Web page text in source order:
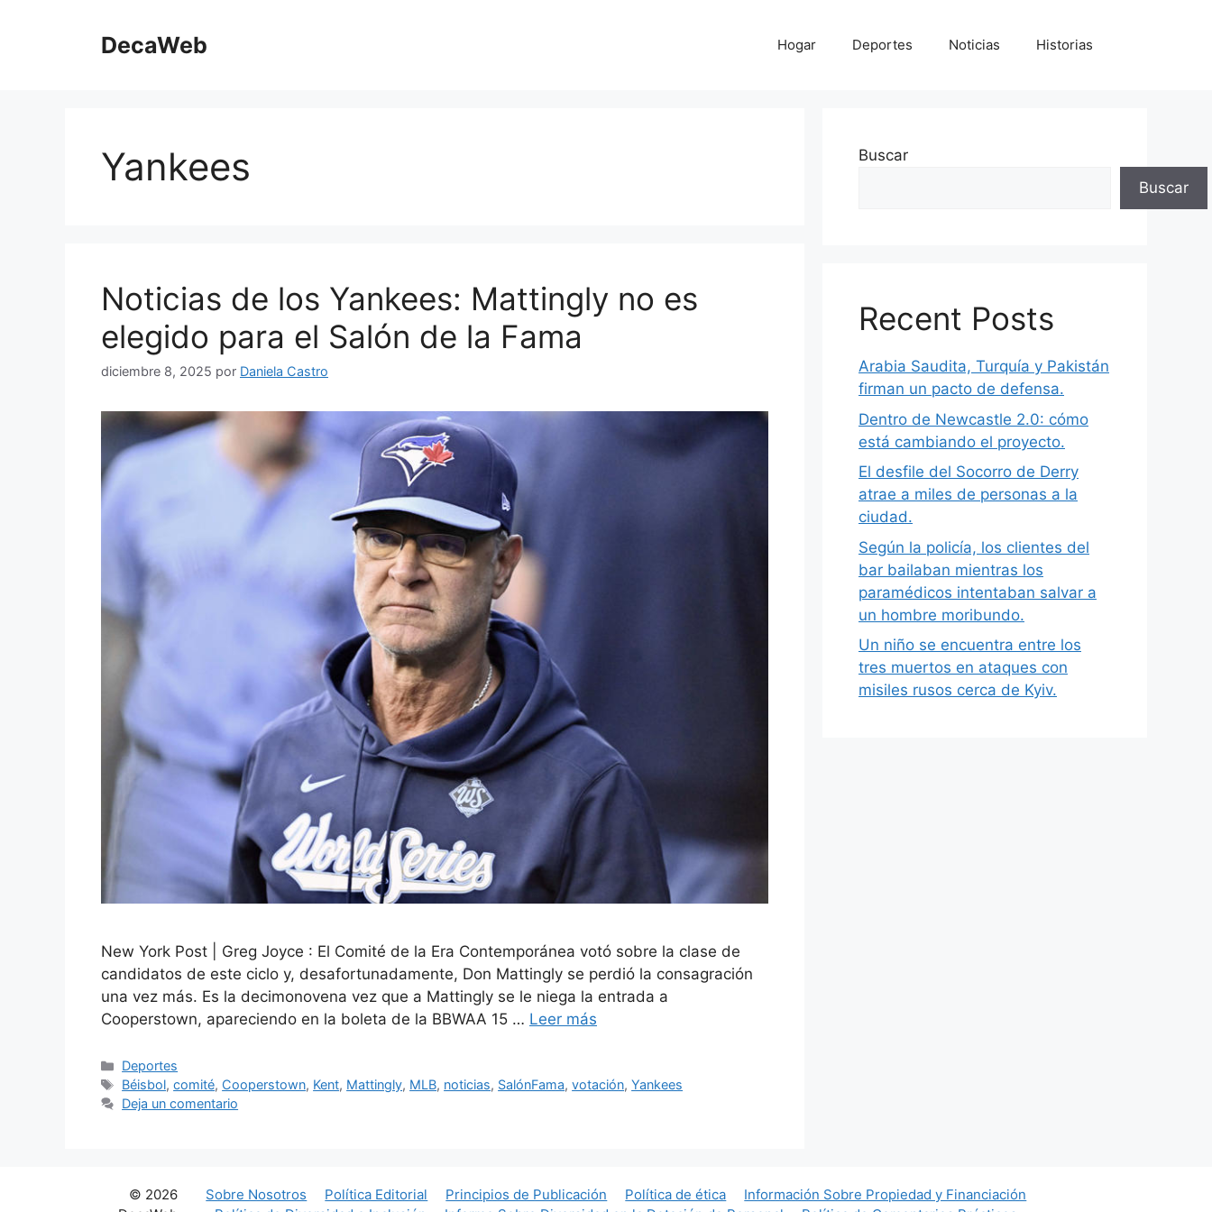
DecaWeb Hogar Deportes Noticias Historias
Yankees
Noticias de los Yankees: Mattingly no es
elegido para el Salón de la Fama
diciembre 8, 2025 por Daniela Castro
New York Post | Greg Joyce : El Comité de la Era Contemporánea votó sobre la clase de
candidatos de este ciclo y, desafortunadamente, Don Mattingly se perdió la consagración
una vez más. Es la decimonovena vez que a Mattingly se le niega la entrada a
Cooperstown, apareciendo en la boleta de la BBWAA 15 … Leer más
Categorías
Deportes
Etiquetas
Béisbol,comité, Cooperstown, Kent, Mattingly, MLB, noticias, SalónFama,votación,Yankees
Deja un comentario
Buscar
Buscar
Recent Posts
Arabia Saudita, Turquía y Pakistán
firman un pacto de defensa.
Dentro de Newcastle 2.0: cómo
está cambiando el proyecto.
El desfile del Socorro de Derry
atrae a miles de personas a la
ciudad.
Según la policía, los clientes del
bar bailaban mientras los
paramédicos intentaban salvar a
un hombre moribundo.
Un niño se encuentra entre los
tres muertos en ataques con
misiles rusos cerca de Kyiv.
Sobre Nosotros Política Editorial Principios de Publicación Política de ética
Información Sobre Propiedad y Financiación
© 2026